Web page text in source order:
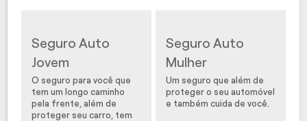
Seguro Auto
Jovem
O seguro para você que
tem um longo caminho
pela frente, além de
proteger seu carro, tem
Seguro Auto
Mulher
Um seguro que além de
proteger o seu automóvel
e também cuida de você.